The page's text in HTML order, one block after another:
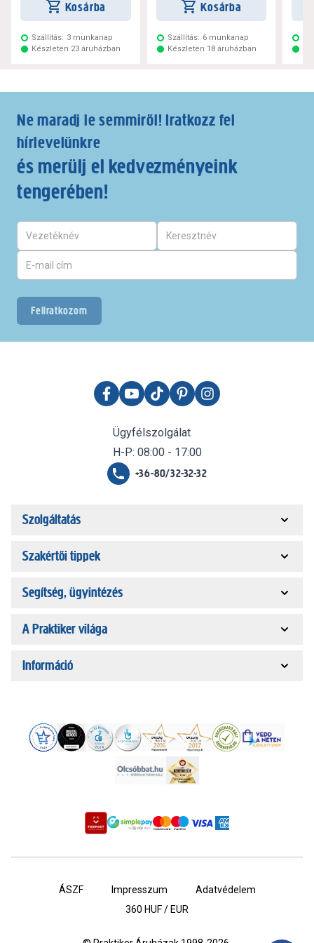
Kosárba
Szállítás: 3 munkanap
Készleten 23 áruházban
Kosárba
Szállítás: 6 munkanap
Készleten 18 áruházban
Ne maradj le semmiről! Iratkozz fel
hírlevelünkre
és merülj el kedvezményeink
tengerében!
Feliratkozom
Ügyfélszolgálat
H-P: 08:00 - 17:00
+36-80/32-32-32
Szolgáltatás
Szakértői tippek
Segítség, ügyintézés
A Praktiker világa
Információ
ÁSZF Impresszum
Adatvédelem
360 HUF / EUR